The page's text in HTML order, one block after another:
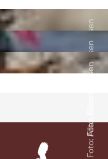
Foto: Allan Gudio Nielsen
Foto: Allan Gudio Nielsen
Foto: Allan Gudio Nielsen